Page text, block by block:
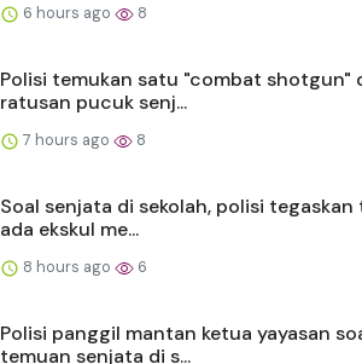
6 hours ago 8
Polisi temukan satu "combat shotgun"
ratusan pucuk senj...
7 hours ago 8
Soal senjata di sekolah, polisi tegaskan
ada ekskul me...
8 hours ago 6
Polisi panggil mantan ketua yayasan
temuan senjata di s...